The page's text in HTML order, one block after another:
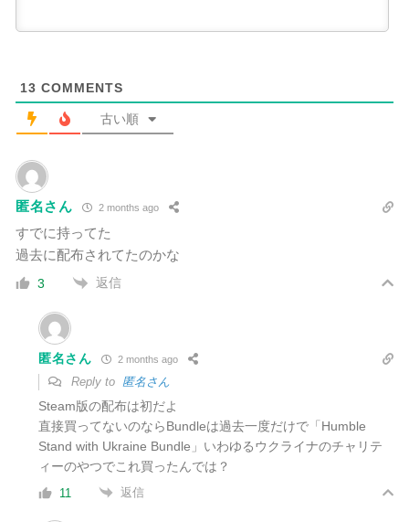
13 COMMENTS
古い順
匿名さん 2 months ago
すでに持ってた
過去に配布されてたのかな
3 返信
匿名さん 2 months ago
Reply to 匿名さん
Steam版の配布は初だよ
直接買ってないのならBundleは過去一度だけで「Humble
Stand with Ukraine Bundle」いわゆるウクライナのチャリテ
ィーのやつでこれ買ったんでは？
11 返信